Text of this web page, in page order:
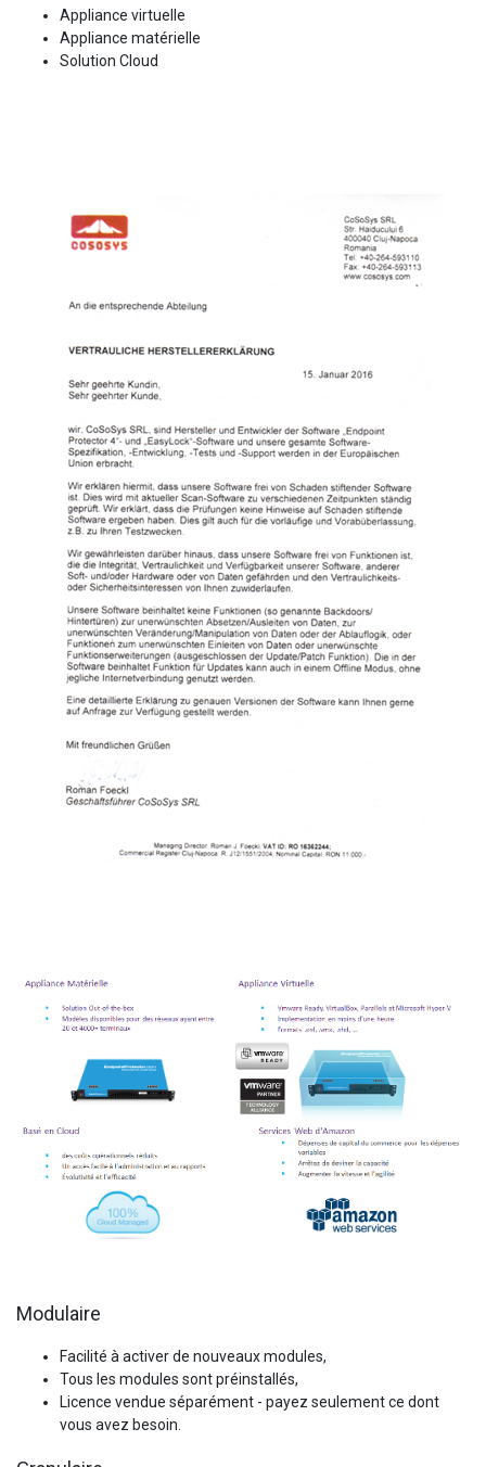
Appliance virtuelle
Appliance matérielle
Solution Cloud
Modulaire
Facilité à activer de nouveaux modules,
Tous les modules sont préinstallés,
Licence vendue séparément - payez seulement ce dont
vous avez besoin.